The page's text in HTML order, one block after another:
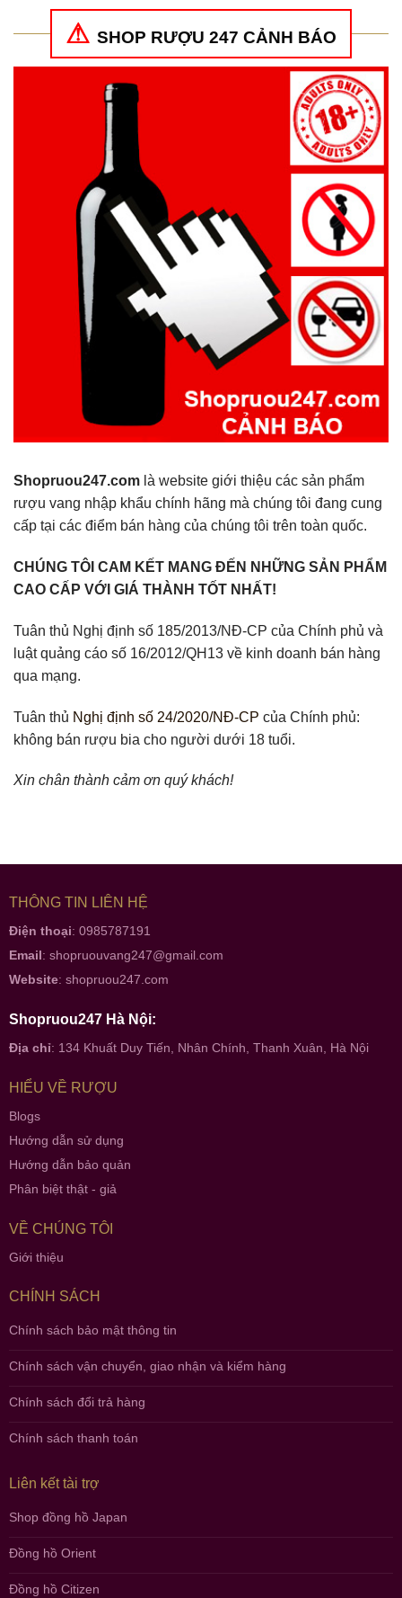
SHOP RƯỢU 247 CẢNH BÁO
Shopruou247.com là website giới thiệu các sản phẩm
rượu vang nhập khẩu chính hãng mà chúng tôi đang cung
cấp tại các điểm bán hàng của chúng tôi trên toàn quốc.
CHÚNG TÔI CAM KẾT MANG ĐẾN NHỮNG SẢN PHẨM
CAO CẤP VỚI GIÁ THÀNH TỐT NHẤT!
Tuân thủ Nghị định số 185/2013/NĐ-CP của Chính phủ và
luật quảng cáo số 16/2012/QH13 về kinh doanh bán hàng
qua mạng.
Tuân thủ Nghị định số 24/2020/NĐ-CP của Chính phủ:
không bán rượu bia cho người dưới 18 tuổi.
Xin chân thành cảm ơn quý khách!
THÔNG TIN LIÊN HỆ
Điện thoại: 0985787191
Email: shopruouvang247@gmail.com
Website: shopruou247.com
Shopruou247 Hà Nội:
Địa chỉ: 134 Khuất Duy Tiến, Nhân Chính, Thanh Xuân, Hà Nội
HIỂU VỀ RƯỢU
Blogs
Hướng dẫn sử dụng
Hướng dẫn bảo quản
Phân biệt thật - giả
VỀ CHÚNG TÔI
Giới thiệu
CHÍNH SÁCH
Chính sách bảo mật thông tin
Chính sách vận chuyển, giao nhận và kiểm hàng
Chính sách đổi trả hàng
Chính sách thanh toán
Liên kết tài trợ
Shop đồng hồ Japan
Đồng hồ Orient
Đồng hồ Citizen